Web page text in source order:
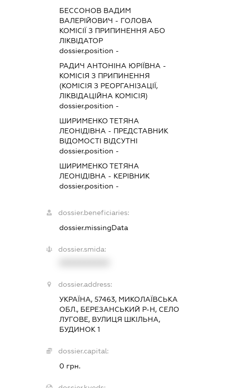
БЕССОНОВ ВАДИМ
ВАЛЕРІЙОВИЧ - ГОЛОВА
КОМІСІЇ З ПРИПИНЕННЯ АБО
ЛІКВІДАТОР
dossier.position -
РАДИЧ АНТОНІНА ЮРІЇВНА -
КОМІСІЯ З ПРИПИНЕННЯ
(КОМІСІЯ З РЕОРГАНІЗАЦІЇ,
ЛІКВІДАЦІЙНА КОМІСІЯ)
dossier.position -
ШИРИМЕНКО ТЕТЯНА
ЛЕОНІДІВНА - ПРЕДСТАВНИК
ВІДОМОСТІ ВІДСУТНІ
dossier.position -
ШИРИМЕНКО ТЕТЯНА
ЛЕОНІДІВНА - КЕРІВНИК
dossier.position -
dossier.beneficiaries:
dossier.missingData
dossier.smida:
dossier.address:
УКРАЇНА, 57463, МИКОЛАЇВСЬКА
ОБЛ., БЕРЕЗАНСЬКИЙ Р-Н, СЕЛО
ЛУГОВЕ, ВУЛИЦЯ ШКІЛЬНА,
БУДИНОК 1
dossier.capital:
0 грн.